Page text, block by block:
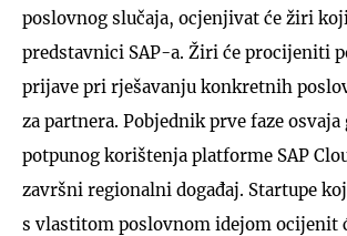
poslovnog slučaja, ocjenjivat će žiri
predstavnici SAP-a. Žiri će procijeniti
prijave pri rješavanju konkretnih
za partnera. Pobjednik prve faze osvaja
potpunog korištenja platforme SAP
završni regionalni događaj. Startupe
s vlastitom poslovnom idejom ocijenit